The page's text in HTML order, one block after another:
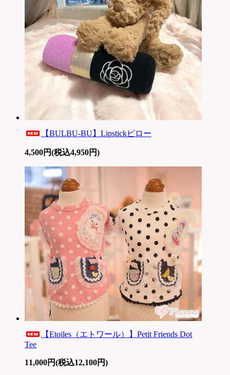
【BULBU-BU】Lipstickピロー
4,500円(税込4,950円)
【Etoiles（エトワール）】Petit Friends Dot
Tee
11,000円(税込12,100円)